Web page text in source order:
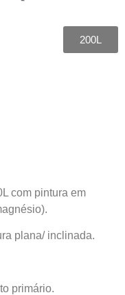
200L
com pintura em
plana/ inclinada.
primário.